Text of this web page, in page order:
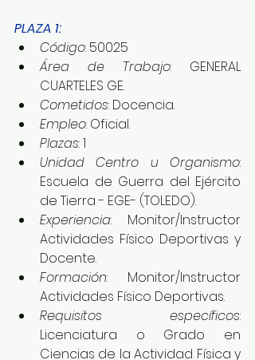
PLAZA 1:
Código: 50025
Área de Trabajo: GENERAL
CUARTELES GE.
Cometidos: Docencia.
Empleo: Oficial.
Plazas: 1
Unidad Centro u Organismo:
Escuela de Guerra del Ejército
de Tierra - EGE- (TOLEDO).
Experiencia: Monitor/Instructor
Actividades Físico Deportivas y
Docente.
Formación: Monitor/Instructor
Actividades Físico Deportivas.
Requisitos específicos:
Licenciatura o Grado en
Ciencias de la Actividad Física y